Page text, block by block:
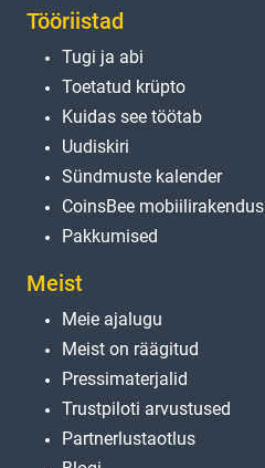
Tööriistad
Tugi ja abi
Toetatud krüpto
Kuidas see töötab
Uudiskiri
Sündmuste kalender
CoinsBee mobiilirakendus
Pakkumised
Meist
Meie ajalugu
Meist on räägitud
Pressimaterjalid
Trustpiloti arvustused
Partnerlustaotlus